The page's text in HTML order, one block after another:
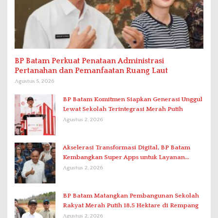
BP Batam Perkuat Penataan Administrasi
Pertanahan dan Pemanfaatan Ruang Laut
Agustus 5, 2026
BP Batam Komitmen Siapkan Generasi Unggul
Lewat Sekolah Terintegrasi Merah Putih
Agustus 2, 2026
Akselerasi Transformasi Digital, BP Batam
Kembangkan Super Apps untuk Layanan
Terpadu
Agustus 2, 2026
BP Batam Matangkan Pembangunan Sekolah
Rakyat Merah Putih 18,5 Hektare di Rempang
Agustus 2, 2026